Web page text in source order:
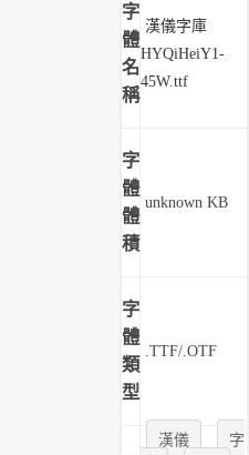
字
體
名
稱
漢儀字庫
HYQiHeiY1-
45W.ttf
字
體
體
積
unknown KB
字
體
類
型
.TTF/.OTF
漢儀
字